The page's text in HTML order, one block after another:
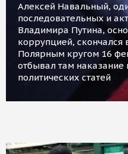
Алексей Навальный,
последовательных и
Владимира Путина,
коррупцией, скончался
Полярным кругом 16
отбывал там наказание
политических статей